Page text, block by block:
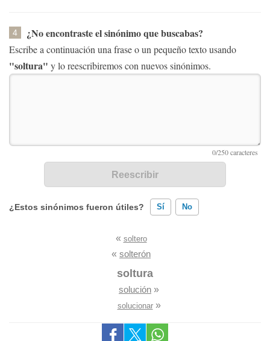
4 ¿No encontraste el sinónimo que buscabas?
Escribe a continuación una frase o un pequeño texto usando
"soltura" y lo reescribiremos con nuevos sinónimos.
¿Estos sinónimos fueron útiles? Sí No
Existen sinónimos incorrectos
Ninguno de los sinónimos presentados me ayudó
« soltero
« solterón
soltura
solución »
solucionar»